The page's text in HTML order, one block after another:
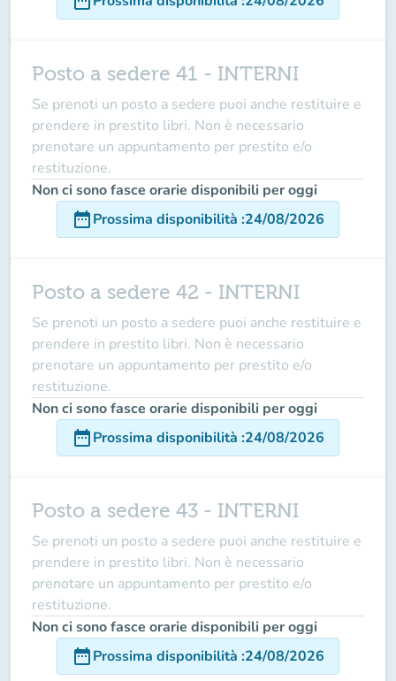
Posto a sedere 41 - INTERNI
Se prenoti un posto a sedere puoi anche restituire e
prendere in prestito libri. Non è necessario
prenotare un appuntamento per prestito e/o
restituzione.
Non ci sono fasce orarie disponibili per oggi
date_rangeProssima disponibilità :24/08/2026
Posto a sedere 42 - INTERNI
Se prenoti un posto a sedere puoi anche restituire e
prendere in prestito libri. Non è necessario
prenotare un appuntamento per prestito e/o
restituzione.
Non ci sono fasce orarie disponibili per oggi
date_rangeProssima disponibilità :24/08/2026
Posto a sedere 43 - INTERNI
Se prenoti un posto a sedere puoi anche restituire e
prendere in prestito libri. Non è necessario
prenotare un appuntamento per prestito e/o
restituzione.
Non ci sono fasce orarie disponibili per oggi
date_rangeProssima disponibilità :24/08/2026